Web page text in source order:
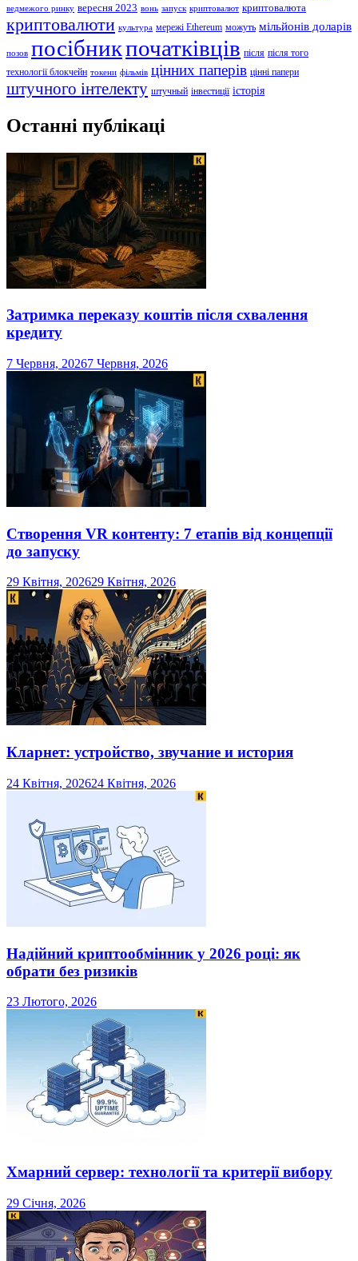
ведмежого ринку вересня 2023 вонь запуск криптовалют криптовалюта
криптовалюти культура мережі Ethereum можуть мільйонів доларів
позов посібникпочатківців після після того
технології блокчейн токени фільмів цінних паперів цінні папери
штучного інтелекту штучный інвестиції історія
Останні публікаці
Затримка переказу коштів після схвалення
кредиту
7 Червня, 20267 Червня, 2026
Створення VR контенту: 7 етапів від концепції
до запуску
29 Квітня, 202629 Квітня, 2026
Кларнет: устройство, звучание и история
24 Квітня, 202624 Квітня, 2026
Надійний криптообмінник у 2026 році: як
обрати без ризиків
23 Лютого, 2026
Хмарний сервер: технології та критерії вибору
29 Січня, 2026